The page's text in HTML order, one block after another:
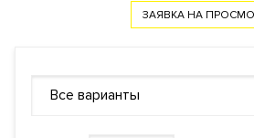
помощью индивидуальных карт.
периметра. Система
Документы ЗАЯВКА НА
ЗАЯВКА НА
Все варианты